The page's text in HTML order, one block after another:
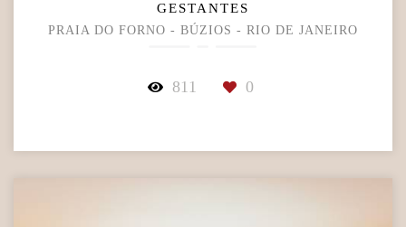
GESTANTES
PRAIA DO FORNO - BÚZIOS - RIO DE JANEIRO
811 0